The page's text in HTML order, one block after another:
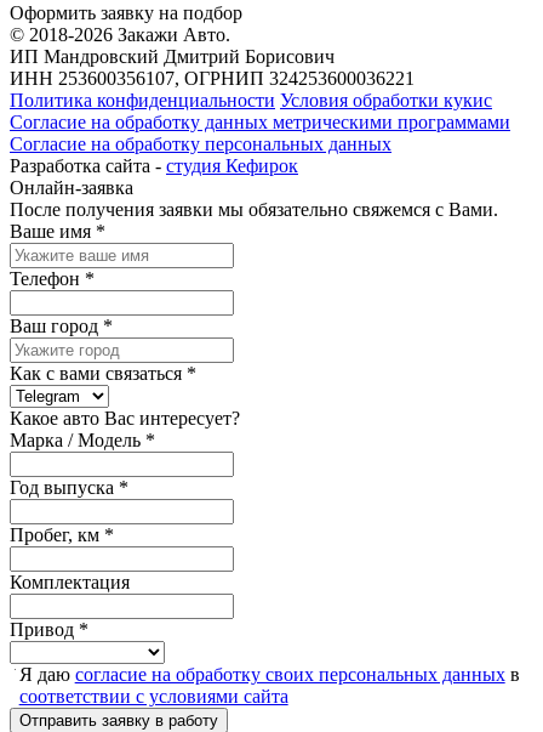
Оформить заявку на подбор
© 2018-2026 Закажи Авто.
ИП Мандровский Дмитрий Борисович
ИНН 253600356107, ОГРНИП 324253600036221
Политика конфиденциальности Условия обработки кукис
Согласие на обработку данных метрическими программами
Согласие на обработку персональных данных
Разработка сайта - студия Кефирок
Онлайн-заявка
После получения заявки мы обязательно свяжемся с Вами.
Ваше имя *
Телефон *
Ваш город *
Как с вами связаться *
Какое авто Вас интересует?
Марка / Модель *
Год выпуска *
Пробег, км *
Комплектация
Привод *
Я даю согласие на обработку своих персональных данныхв
соответствии с условиями сайта